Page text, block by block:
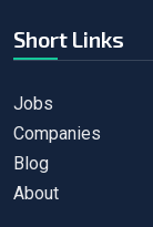
Short Links
Jobs
Companies
Blog
About